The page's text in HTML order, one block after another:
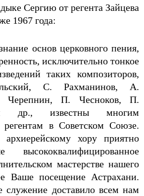
Сергию от регента Зайцева
1967 года:
основ церковного пения,
исключительно тонкое
таких композиторов,
С. Рахманинов, А.
Черепнин, П. Чесноков, П.
др., известны многим
в Советском Союзе.
хору приятно
мастерстве нашего
Ваше посещение Астрахани.
служение доставило всем нам